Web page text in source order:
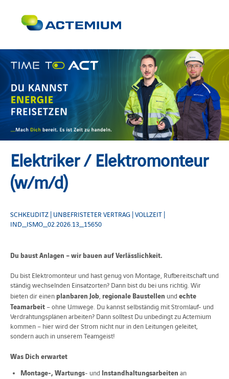
Elektriker / Elektromonteur
(w/m/d)
SCHKEUDITZ | UNBEFRISTETER VERTRAG | VOLLZEIT |
IND_ISMO_02.2026.13_15650
Du baust Anlagen – wir bauen auf Verlässlichkeit.
Du bist Elektromonteur und hast genug von Montage, Rufbereitschaft und
ständig wechselnden Einsatzorten? Dann bist du bei uns richtig. Wir
bieten dir einen planbaren Job, regionale Baustellen undechte
Teamarbeit – ohne Umwege. Du kannst selbständig mit Stromlauf- und
Verdrahtungsplänen arbeiten? Dann solltest Du unbedingt zu Actemium
kommen – hier wird der Strom nicht nur in den Leitungen geleitet,
sondern auch in unserem Teamgeist!
Was Dich erwartet
Montage-, Wartungs- und Instandhaltungsarbeiten an